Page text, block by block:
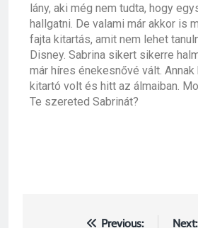
lány, aki még nem tudta, hogy
hallgatni. De valami már akkor is
fajta kitartás, amit nem lehet
Disney. Sabrina sikert sikerre
már híres énekesnővé vált.
kitartó volt és hitt az álmaiban.
Te szereted Sabrinát?
Previous:
Next: